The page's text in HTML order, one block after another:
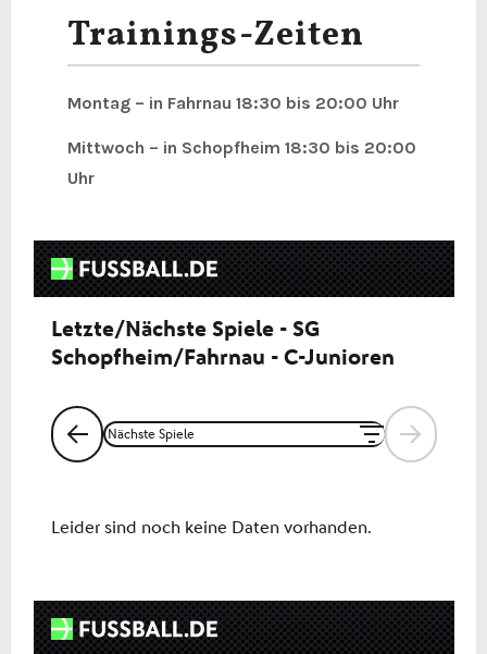
Trainings-Zeiten
Montag – in Fahrnau 18:30 bis 20:00 Uhr
Mittwoch – in Schopfheim 18:30 bis 20:00
Uhr